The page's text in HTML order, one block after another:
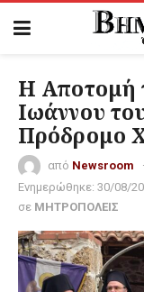
Η Αποτομή
Ιωάννου
Πρόδρομο
από Newsroom
Ενημερώθηκε: 30/08/
σε ΜΗΤΡΟΠΟΛΕΙΣ